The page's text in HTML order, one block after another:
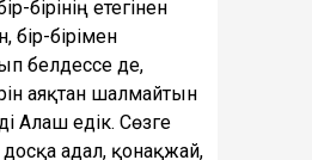
бірінің етегінен
бір-бірімен
белдессе де,
аяқтан шалмайтын
Алаш едік. Сөзге
адал, қонақжай,